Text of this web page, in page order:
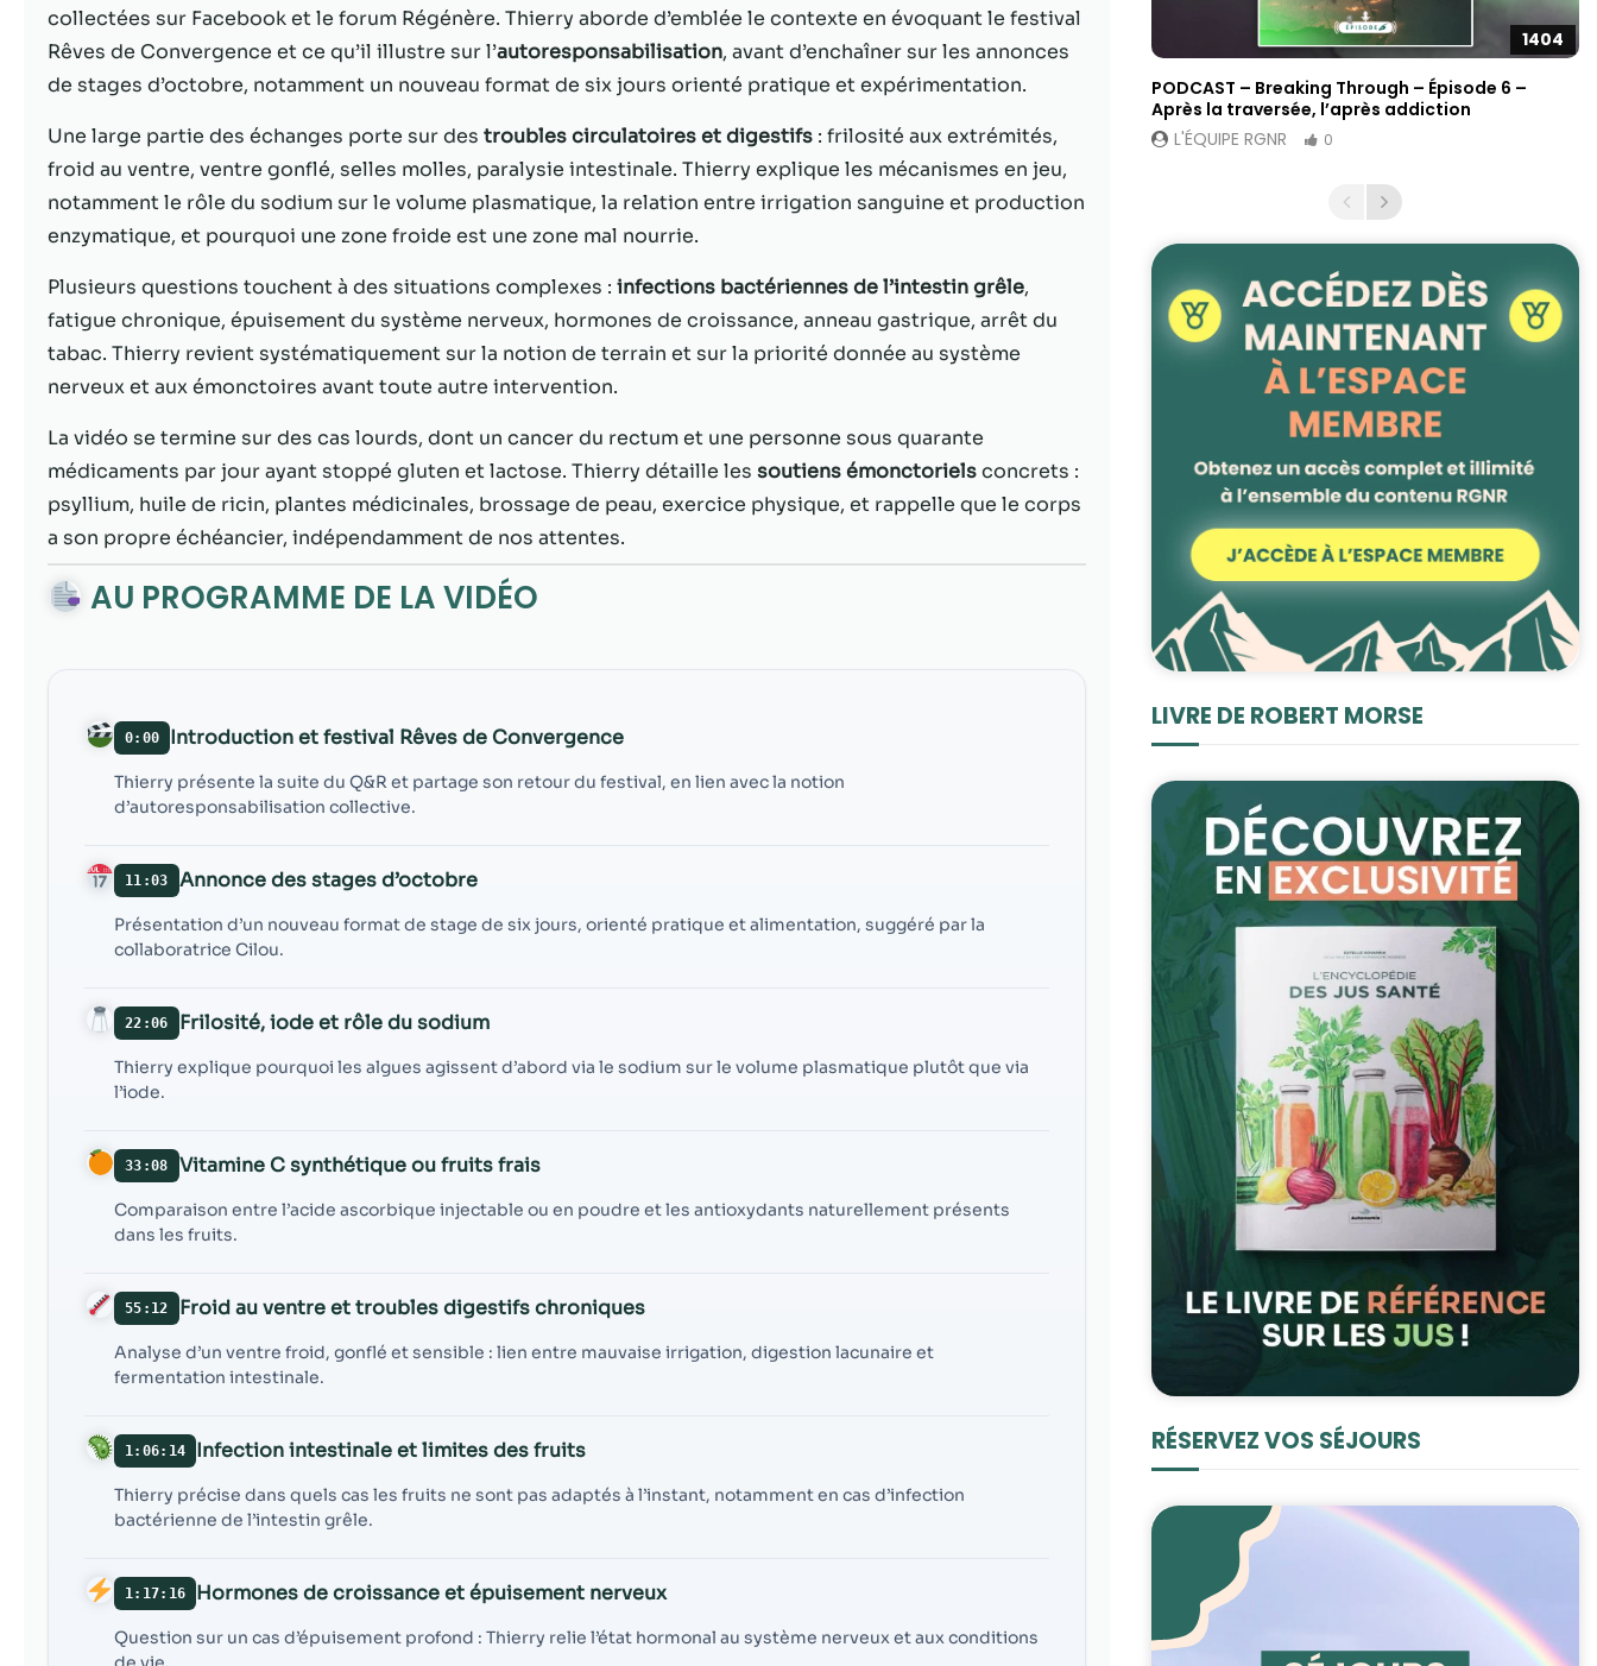
collectées sur Facebook et le forum Régénère. Thierry aborde d’emblée le contexte en évoquant le festival
Rêves de Convergence et ce qu’il illustre sur l’autoresponsabilisation, avant d’enchaîner sur les annonces
de stages d’octobre, notamment un nouveau format de six jours orienté pratique et expérimentation.
Une large partie des échanges porte sur des troubles circulatoires et digestifs : frilosité aux extrémités,
froid au ventre, ventre gonflé, selles molles, paralysie intestinale. Thierry explique les mécanismes en jeu,
notamment le rôle du sodium sur le volume plasmatique, la relation entre irrigation sanguine et production
enzymatique, et pourquoi une zone froide est une zone mal nourrie.
Plusieurs questions touchent à des situations complexes : infections bactériennes de l’intestin grêle,
fatigue chronique, épuisement du système nerveux, hormones de croissance, anneau gastrique, arrêt du
tabac. Thierry revient systématiquement sur la notion de terrain et sur la priorité donnée au système
nerveux et aux émonctoires avant toute autre intervention.
La vidéo se termine sur des cas lourds, dont un cancer du rectum et une personne sous quarante
médicaments par jour ayant stoppé gluten et lactose. Thierry détaille les soutiens émonctorielsconcrets :
psyllium, huile de ricin, plantes médicinales, brossage de peau, exercice physique, et rappelle que le corps
a son propre échéancier, indépendamment de nos attentes.
AU PROGRAMME DE LA VIDÉO
0:00 Introduction et festival Rêves de Convergence
Thierry présente la suite du Q&R et partage son retour du festival, en lien avec la notion
d’autoresponsabilisation collective.
11:03 Annonce des stages d’octobre
Présentation d’un nouveau format de stage de six jours, orienté pratique et alimentation, suggéré par la
collaboratrice Cilou.
22:06 Frilosité, iode et rôle du sodium
Thierry explique pourquoi les algues agissent d’abord via le sodium sur le volume plasmatique plutôt que via
l’iode.
33:08 Vitamine C synthétique ou fruits frais
Comparaison entre l’acide ascorbique injectable ou en poudre et les antioxydants naturellement présents
dans les fruits.
55:12 Froid au ventre et troubles digestifs chroniques
Analyse d’un ventre froid, gonflé et sensible : lien entre mauvaise irrigation, digestion lacunaire et
fermentation intestinale.
1:06:14 Infection intestinale et limites des fruits
Thierry précise dans quels cas les fruits ne sont pas adaptés à l’instant, notamment en cas d’infection
bactérienne de l’intestin grêle.
1:17:16 Hormones de croissance et épuisement nerveux
Question sur un cas d’épuisement profond : Thierry relie l’état hormonal au système nerveux et aux conditions
1404
PODCAST – Breaking Through – Épisode 6 –
Après la traversée, l’après addiction
L'ÉQUIPE RGNR
0
LIVRE DE ROBERT MORSE
RÉSERVEZ VOS SÉJOURS
de la façon
dont le site
Web est
utilisé.
Experience
Afin que notre
site Web
possible lors
de votre visite.
Si vous refusez
disparaîtront
du site Web.
chances de